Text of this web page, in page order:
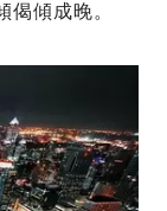
傾成晚。